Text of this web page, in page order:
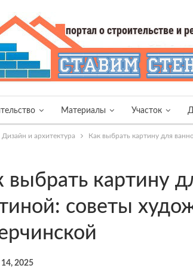
Материалы Участок
Дизайн и архитектура Как выбрать картину для
выбрать картину
советы
2025